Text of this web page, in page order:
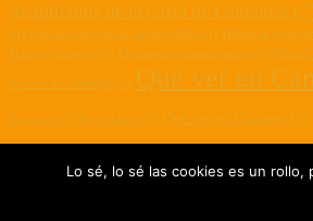
Acantilados de la costa de Cantabria
(4)
ermitas rupestres de Valderredible (3) Historia y
Maria de Rioseco (3) Monasterios abandonados (3)
Que ver en Camargo (3) Que ver en
Que ver en Valle de Miera (3) Qué ver en Campoo (5)
cultural y gastronómico
(5) Turismo de
Lo sé, lo sé las cookies es un